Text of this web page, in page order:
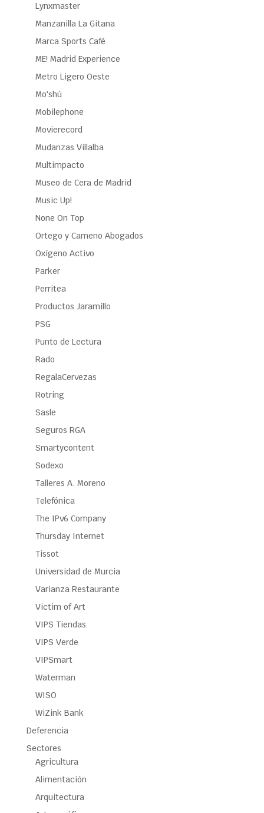
Lynxmaster
Manzanilla La Gitana
Marca Sports Café
ME! Madrid Experience
Metro Ligero Oeste
Mo'shú
Mobilephone
Movierecord
Mudanzas Villalba
Multimpacto
Museo de Cera de Madrid
Music Up!
None On Top
Ortego y Cameno Abogados
Oxígeno Activo
Parker
Perritea
Productos Jaramillo
PSG
Punto de Lectura
Rado
RegalaCervezas
Rotring
Sasle
Seguros RGA
Smartycontent
Sodexo
Talleres A. Moreno
Telefónica
The IPv6 Company
Thursday Internet
Tissot
Universidad de Murcia
Varianza Restaurante
Victim of Art
VIPS Tiendas
VIPS Verde
VIPSmart
Waterman
WISO
WiZink Bank
Deferencia
Sectores
Agricultura
Alimentación
Arquitectura